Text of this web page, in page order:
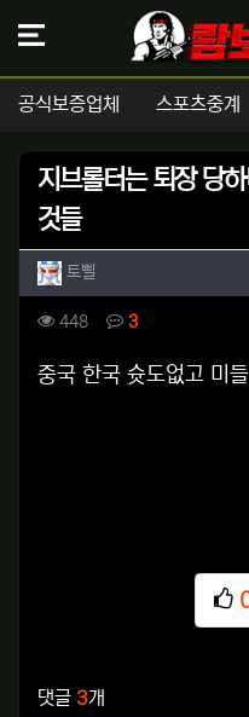
공식보증업체 스포츠중계
지브롤터는 퇴장 당
것들
작성자 정보
토삘
컨텐츠 정보
448조회 3댓글
본문
중국 한국 슛도없고 미
댓글 3개